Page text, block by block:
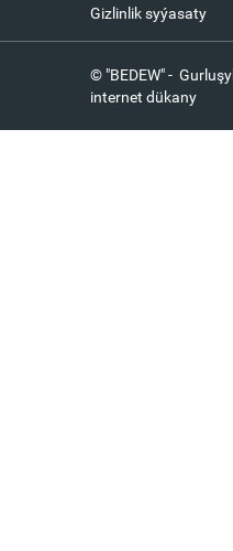
Gizlinlik syýasaty
© "BEDEW" -
internet dükany